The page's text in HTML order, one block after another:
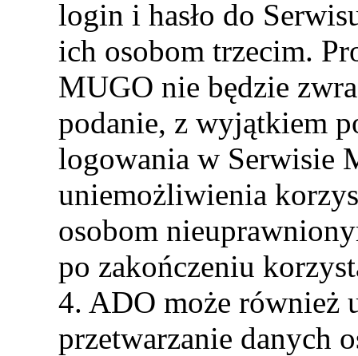
login i hasło do
ich osobom trzecim.
MUGO nie będzie
podanie, z wyjątkiem
logowania w Serwisie
uniemożliwienia
osobom
po zakończeniu
4. ADO może również
przetwarzanie danych